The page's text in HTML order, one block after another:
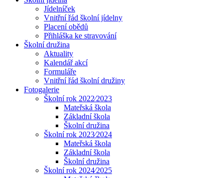
Jídelníček
Vnitřní řád školní jídelny
Placení obědů
Přihláška ke stravování
Školní družina
Aktuality
Kalendář akcí
Formuláře
Vnitřní řád školní družiny
Fotogalerie
Školní rok 2022⁄2023
Mateřská škola
Základní škola
Školní družina
Školní rok 2023⁄2024
Mateřská škola
Základní škola
Školní družina
Školní rok 2024⁄2025